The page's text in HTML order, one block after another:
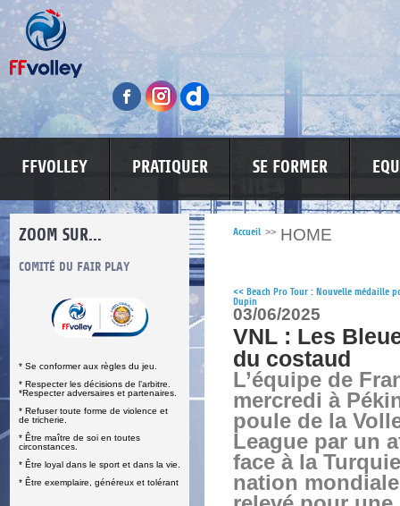
FFVOLLEY PRATIQUER SE FORMER
ZOOM SUR...
COMITÉ DU FAIR PLAY
* Se conformer aux règles du jeu.
* Respecter les décisions de l’arbitre.
*Respecter adversaires et partenaires.
* Refuser toute forme de violence et
de tricherie.
* Être maître de soi en toutes
circonstances.
* Être loyal dans le sport et dans la vie.
* Être exemplaire, généreux et tolérant
LUTTE CONTRE LES VIOLENCES
Accueil >> HOME
<< Beach Pro Tour : Nouvelle médaille
Dupin
03/06/2025
VNL : Les
du costaud
L’équipe de
mercredi à
poule de la
League par un
face à la
nation